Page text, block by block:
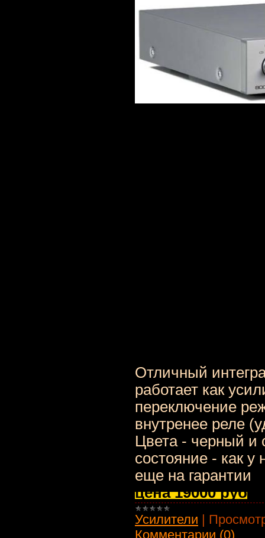
Отличный
работает как
переключение
внутренее реле
Цвета - черный и
состояние - как у
еще на гарантии
цена 19000 руб
Усилители
Комментарии (0)